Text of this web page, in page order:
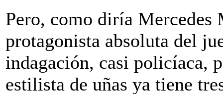
Pero, como diría Mercedes
protagonista absoluta del
indagación, casi policíaca,
estilista de uñas ya tiene